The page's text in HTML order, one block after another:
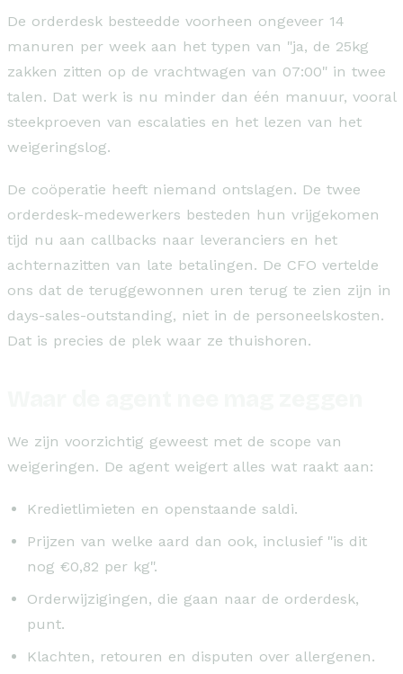
De orderdesk besteedde voorheen ongeveer 14
manuren per week aan het typen van "ja, de 25kg
zakken zitten op de vrachtwagen van 07:00" in twee
talen. Dat werk is nu minder dan één manuur, vooral
steekproeven van escalaties en het lezen van het
weigeringslog.
De coöperatie heeft niemand ontslagen. De twee
orderdesk-medewerkers besteden hun vrijgekomen
tijd nu aan callbacks naar leveranciers en het
achternazitten van late betalingen. De CFO vertelde
ons dat de teruggewonnen uren terug te zien zijn in
days-sales-outstanding, niet in de personeelskosten.
Dat is precies de plek waar ze thuishoren.
We zijn voorzichtig geweest met de scope van
weigeringen. De agent weigert alles wat raakt aan:
Kredietlimieten en openstaande saldi.
Prijzen van welke aard dan ook, inclusief "is dit
nog €0,82 per kg".
Orderwijzigingen, die gaan naar de orderdesk,
punt.
Klachten, retouren en disputen over allergenen.